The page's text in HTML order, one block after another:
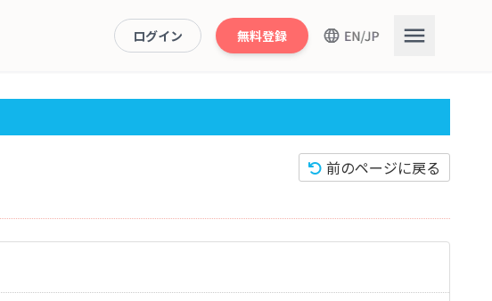
ログイン 無料登録
前のページに戻る